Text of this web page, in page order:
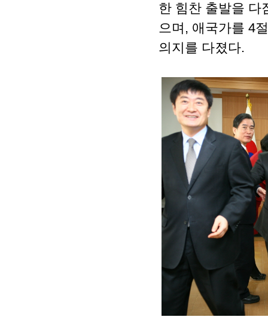
한 힘찬 출발을 다
으며 , 애국가를 4
의지를 다졌다.